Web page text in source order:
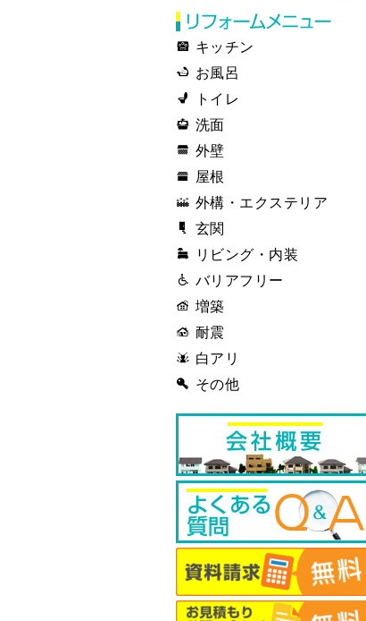
キッチン
お風呂
トイレ
洗面
外壁
屋根
外構・エクステリア
玄関
リビング・内装
バリアフリー
増築
耐震
白アリ
その他